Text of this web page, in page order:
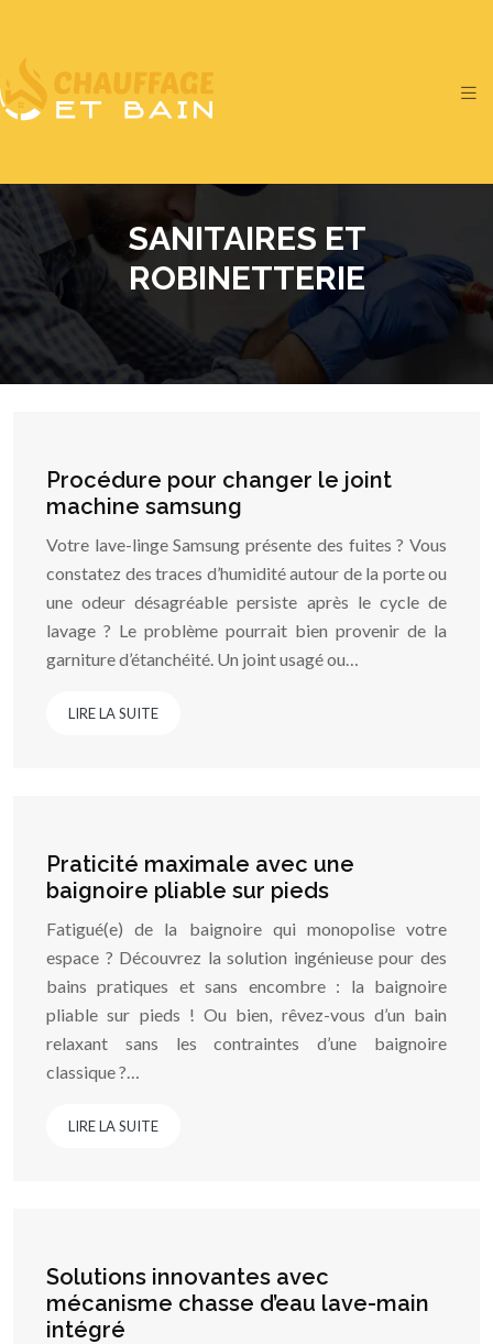
SANITAIRES ET
ROBINETTERIE
Procédure pour changer le joint
machine samsung
Votre lave-linge Samsung présente des fuites ? Vous
constatez des traces d’humidité autour de la porte ou
une odeur désagréable persiste après le cycle de
lavage ? Le problème pourrait bien provenir de la
garniture d’étanchéité. Un joint usagé ou…
LIRE LA SUITE
Praticité maximale avec une
baignoire pliable sur pieds
Fatigué(e) de la baignoire qui monopolise votre
espace ? Découvrez la solution ingénieuse pour des
bains pratiques et sans encombre : la baignoire
pliable sur pieds ! Ou bien, rêvez-vous d’un bain
relaxant sans les contraintes d’une baignoire
classique ?…
LIRE LA SUITE
Solutions innovantes avec
mécanisme chasse d’eau lave-main
intégré